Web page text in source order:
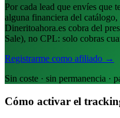
Por cada lead que envíes que
alguna financiera del
Dineritoahora.es cobra del
Sale), no CPL: solo cobras
Registrarme como afiliado →
Sin coste · sin permanencia ·
Cómo activar el